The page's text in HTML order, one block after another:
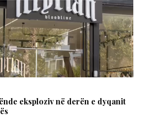
eksploziv në derën e dyqanit